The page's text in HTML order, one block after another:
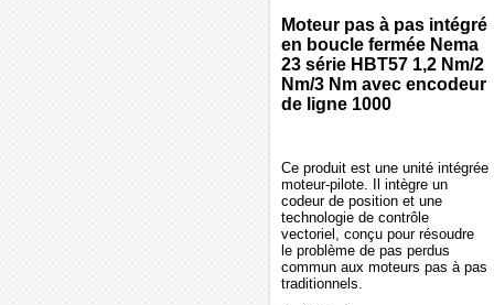
Moteur pas à pas intégré
en boucle fermée Nema
23 série HBT57 1,2 Nm/2
Nm/3 Nm avec encodeur
de ligne 1000
Ce produit est une unité intégrée
moteur-pilote. Il intègre un
codeur de position et une
technologie de contrôle
vectoriel, conçu pour résoudre
le problème de pas perdus
commun aux moteurs pas à pas
traditionnels.